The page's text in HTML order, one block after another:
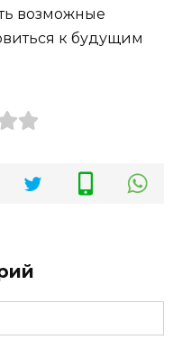
возможные
к будущим